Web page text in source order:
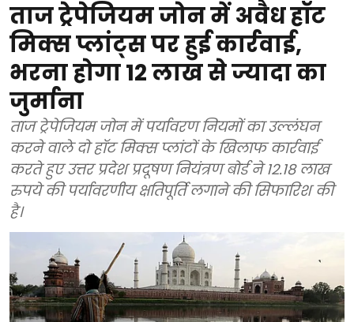
ताज ट्रेपेजियम जोन में अवैध हॉट
मिक्स प्लांट्स पर हुई कार्रवाई,
भरना होगा 12 लाख से ज्यादा का
जुर्माना
ताज ट्रेपेजियम जोन में पर्यावरण नियमों का उल्लंघन
करने वाले दो हॉट मिक्स प्लांटों के खिलाफ कार्रवाई
करते हुए उत्तर प्रदेश प्रदूषण नियंत्रण बोर्ड ने 12.18 लाख
रुपये की पर्यावरणीय क्षतिपूर्ति लगाने की सिफारिश की
है।